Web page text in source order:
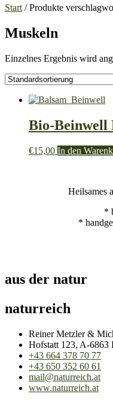
Start / Produkte
Muskeln
Einzelnes Ergebnis wird
Bio-Beinwell
€15,00 In den
Heilsames
*
*
aus der natur
naturreich
Reiner Metzler &
Hofstatt 123, A-6863
+43 664 378 70 77
+43 650 352 60 61
mail@naturreich.at
www.naturreich.at